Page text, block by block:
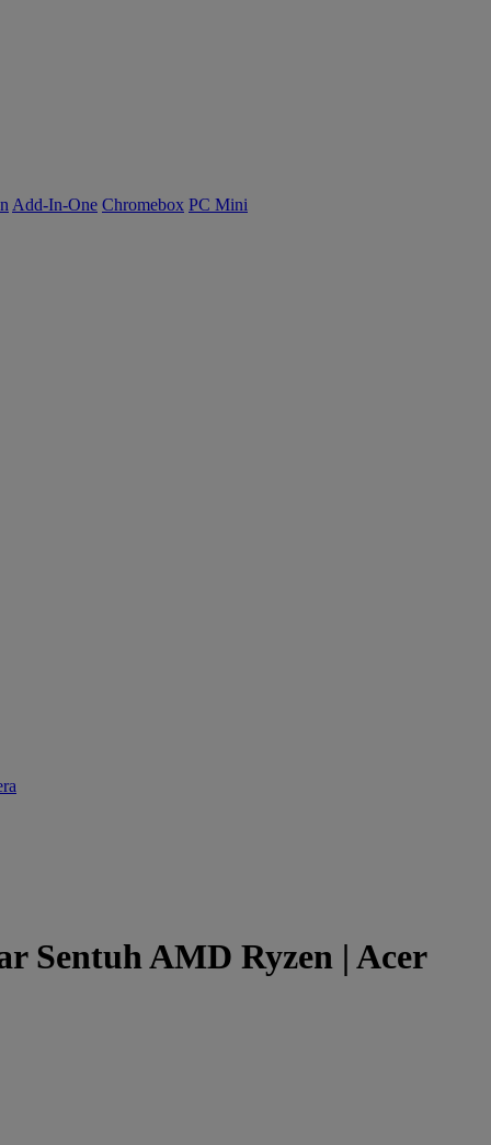
Add-In-One Chromebox PC Mini
Sentuh AMD Ryzen | Acer